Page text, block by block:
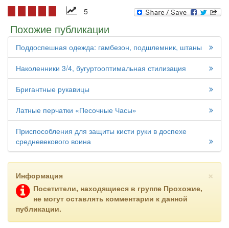
5
Похожие публикации
Поддоспешная одежда: гамбезон, подшлемник, штаны
Наколенники 3/4, бугуртооптимальная стилизация
Бригантные рукавицы
Латные перчатки «Песочные Часы»
Приспособления для защиты кисти руки в доспехе
средневекового воина
×
Информация
Посетители, находящиеся в группе Прохожие,
не могут оставлять комментарии к данной
публикации.